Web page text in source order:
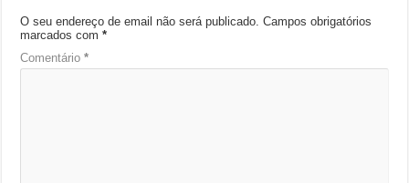
O seu endereço de email não será publicado. Campos obrigatórios
marcados com*
Comentário*